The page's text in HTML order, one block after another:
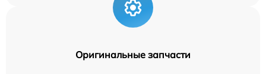
Оригинальные запчасти